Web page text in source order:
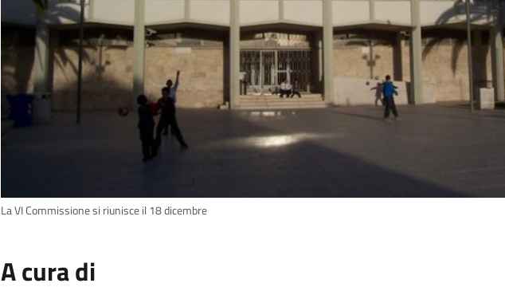
La VI Commissione si riunisce il 18 dicembre
A cura di